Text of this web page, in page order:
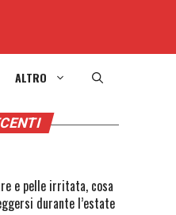
ALTRO
e pelle irritata, cosa
durante l’estate